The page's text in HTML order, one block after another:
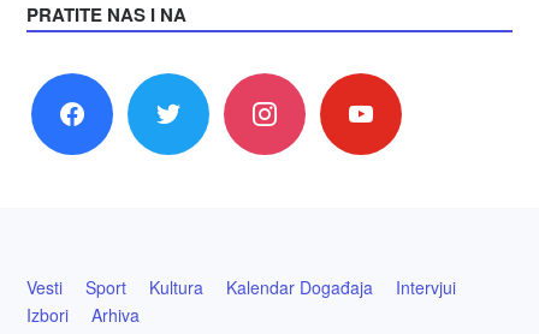
PRATITE NAS I NA
facebook twitter instagram youtube
Vesti Sport Kultura Kalendar Događaja
Intervjui
Izbori
Arhiva